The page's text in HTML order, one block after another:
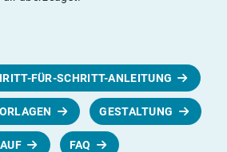
FÜR-SCHRITT-ANLEITUNG
GESTALTUNG
FAQ